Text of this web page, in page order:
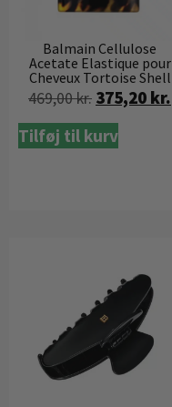
Balmain Cellulose
Acetate Elastique pour
Cheveux Tortoise Shell
469,00kr. 375,20 kr.
Tilføj til kurv